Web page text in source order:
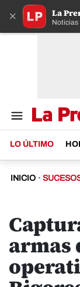
× La
Noticias
LO ÚLTIMO
INICIO ·
armas